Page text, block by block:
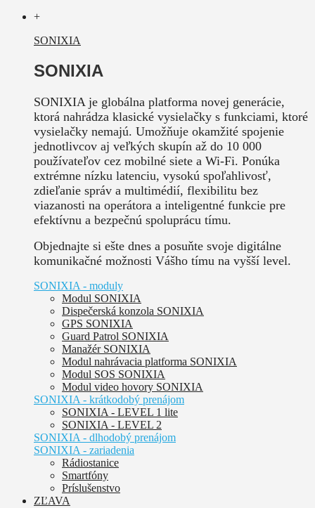
+
SONIXIA
SONIXIA
SONIXIA je globálna platforma novej generácie,
ktorá nahrádza klasické vysielačky s funkciami, ktoré
vysielačky nemajú. Umožňuje okamžité spojenie
jednotlivcov aj veľkých skupín až do 10 000
používateľov cez mobilné siete a Wi-Fi. Ponúka
extrémne nízku latenciu, vysokú spoľahlivosť,
zdieľanie správ a multimédií, flexibilitu bez
viazanosti na operátora a inteligentné funkcie pre
efektívnu a bezpečnú spoluprácu tímu.
Objednajte si ešte dnes a posuňte svoje digitálne
komunikačné možnosti Vášho tímu na vyšší level.
SONIXIA - moduly
Modul SONIXIA
Dispečerská konzola SONIXIA
GPS SONIXIA
Guard Patrol SONIXIA
Manažér SONIXIA
Modul nahrávacia platforma SONIXIA
Modul SOS SONIXIA
Modul video hovory SONIXIA
SONIXIA - krátkodobý prenájom
SONIXIA - LEVEL 1 lite
SONIXIA - LEVEL 2
SONIXIA - dlhodobý prenájom
SONIXIA - zariadenia
Rádiostanice
Smartfóny
Príslušenstvo
ZĽAVA